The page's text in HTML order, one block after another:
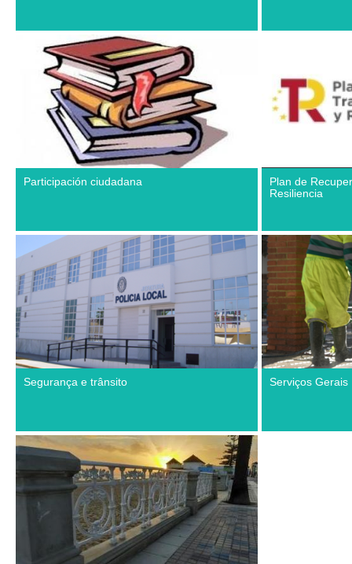
Participación ciudadana
Plan de
Resiliencia
Segurança e trânsito Serviços Gerais